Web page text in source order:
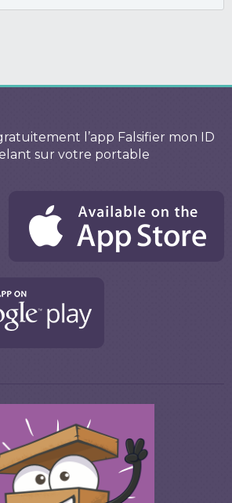
l’app Falsifier mon ID
sur votre portable